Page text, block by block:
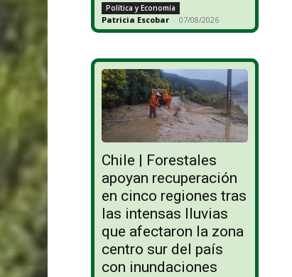
Política y Economía
Patricia Escobar - 07/08/2026
Chile | Forestales
apoyan recuperación
en cinco regiones tras
las intensas lluvias
que afectaron la zona
centro sur del país
con inundaciones